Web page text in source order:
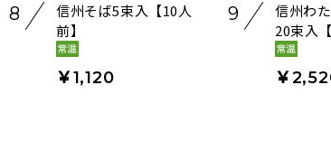
8
信州そば5束入【10人
前】
￥1,120
9
信州わ
20束入
￥